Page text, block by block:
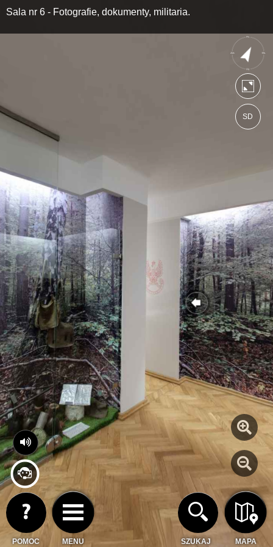
https://spacer.akzamosc.pl
Mapa serwisu
Sala nr 6 - Fotografie, dokumenty, militaria.
MENU MAPA
POMOC
SD
SZUKAJ